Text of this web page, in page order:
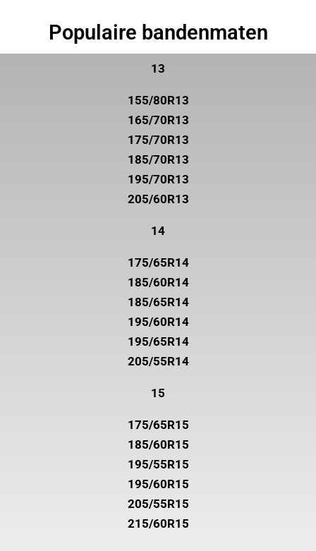
Populaire bandenmaten
13
155/80R13
165/70R13
175/70R13
185/70R13
195/70R13
205/60R13
14
175/65R14
185/60R14
185/65R14
195/60R14
195/65R14
205/55R14
15
175/65R15
185/60R15
195/55R15
195/60R15
205/55R15
215/60R15